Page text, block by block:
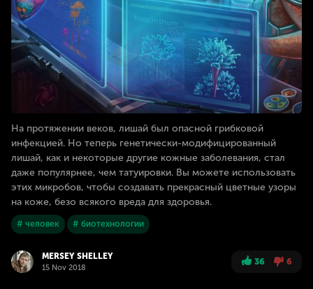
На протяжении веков, лишай был опасной грибковой
инфекцией. Но теперь генетически-модифицированный
лишай, как и некоторые другие кожные заболевания, стал
даже популярнее, чем татуировки. Вы можете использовать
этих микробов, чтобы создавать прекрасный цветные узоры
на коже, безо всякого вреда для здоровья.
# человек # биотехнологии
MERSEY SHELLEY
15 Nov 2018
36 6